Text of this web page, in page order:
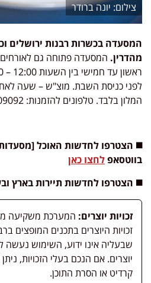
יונה ברודר
המסעדה בכשרות רבנות ירושלים
מהדרין. המסעדה פתוחה גם לאורחים
לפני כניסת השבת. מוצ"ש – שעה
המלון בלבד. טלפונים להזמנות: 054-9509092 / 02-5423333
◼️ הצטרפו לחדשות האוכל
בווטסאפלחצו כאן
◼️ הצטרפו לחדשות תיירות בארץ
זכויות יוצרים: המערכת משקיעה
זכויות היוצרים בתכנים המופצים
יוצרים. אם הנכם בעלי הזכויות,
קרדיט או הסרת התוכן.